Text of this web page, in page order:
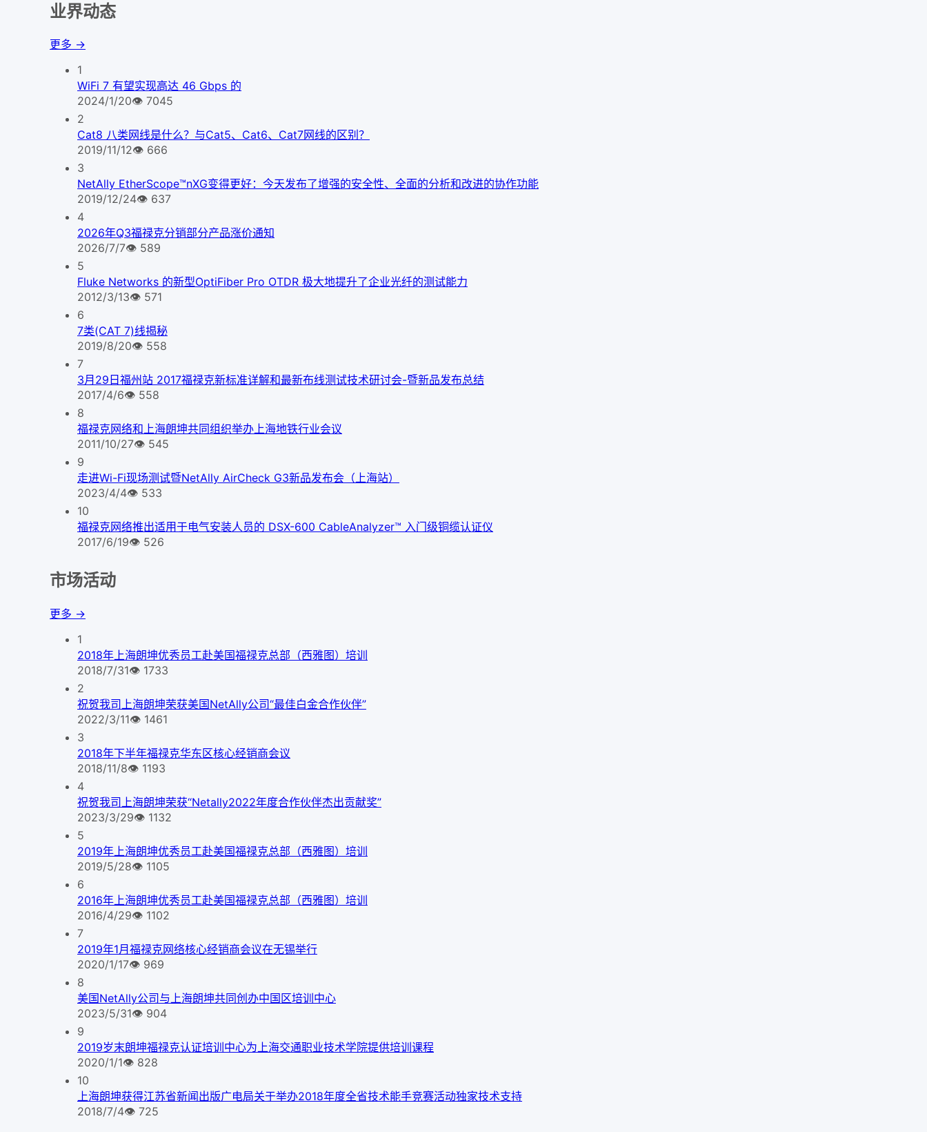
业界动态
更多 →
1
WiFi 7 有望实现高达 46 Gbps 的
2024/1/20👁 7045
2
Cat8 八类网线是什么？与Cat5、Cat6、Cat7网线的区别？
2019/11/12👁 666
3
NetAlly EtherScope™nXG变得更好：今天发布了增强的安全性、全面的分析和改进的协作功能
2019/12/24👁 637
4
2026年Q3福禄克分销部分产品涨价通知
2026/7/7👁 589
5
Fluke Networks 的新型OptiFiber Pro OTDR 极大地提升了企业光纤的测试能力
2012/3/13👁 571
6
7类(CAT 7)线揭秘
2019/8/20👁 558
7
3月29日福州站 2017福禄克新标准详解和最新布线测试技术研讨会-暨新品发布总结
2017/4/6👁 558
8
福禄克网络和上海朗坤共同组织举办上海地铁行业会议
2011/10/27👁 545
9
走进Wi-Fi现场测试暨NetAlly AirCheck G3新品发布会（上海站）
2023/4/4👁 533
10
福禄克网络推出适用于电气安装人员的 DSX-600 CableAnalyzer™ 入门级铜缆认证仪
2017/6/19👁 526
市场活动
更多 →
1
2018年上海朗坤优秀员工赴美国福禄克总部（西雅图）培训
2018/7/31👁 1733
2
祝贺我司上海朗坤荣获美国NetAlly公司“最佳白金合作伙伴”
2022/3/11👁 1461
3
2018年下半年福禄克华东区核心经销商会议
2018/11/8👁 1193
4
祝贺我司上海朗坤荣获“Netally2022年度合作伙伴杰出贡献奖”
2023/3/29👁 1132
5
2019年上海朗坤优秀员工赴美国福禄克总部（西雅图）培训
2019/5/28👁 1105
6
2016年上海朗坤优秀员工赴美国福禄克总部（西雅图）培训
2016/4/29👁 1102
7
2019年1月福禄克网络核心经销商会议在无锡举行
2020/1/17👁 969
8
美国NetAlly公司与上海朗坤共同创办中国区培训中心
2023/5/31👁 904
9
2019岁末朗坤福禄克认证培训中心为上海交通职业技术学院提供培训课程
2020/1/1👁 828
10
上海朗坤获得江苏省新闻出版广电局关于举办2018年度全省技术能手竞赛活动独家技术支持
2018/7/4👁 725